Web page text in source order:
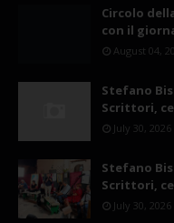
Circolo
con il
August 04,
Stefano
Scrittori,
July 30, 2026
Stefano
Scrittori,
July 30, 2026